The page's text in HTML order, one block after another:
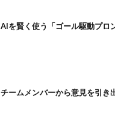
AIを賢く使う「ゴール駆動プロ
チームメンバーから意見を引き